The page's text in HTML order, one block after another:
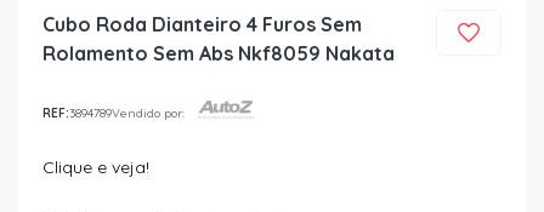
Cubo Roda Dianteiro 4 Furos Sem
Rolamento Sem Abs Nkf8059 Nakata
REF:3894789Vendido por:
Clique e veja!